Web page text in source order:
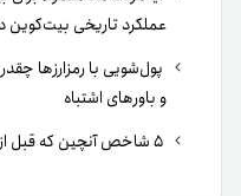
عملکرد تاریخی بیت‌کوین
پول‌شویی با رمزارزها
و باورهای اشتباه